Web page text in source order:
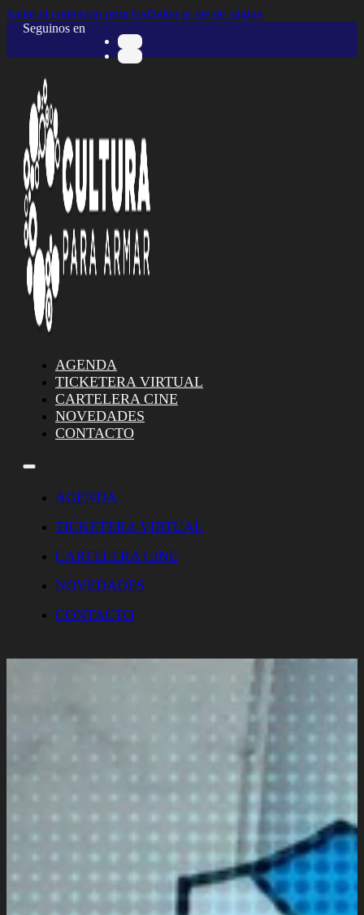
Saltar al contenido principalSaltar al pie de página
Seguinos en
AGENDA
TICKETERA VIRTUAL
CARTELERA CINE
NOVEDADES
CONTACTO
AGENDA
TICKETERA VIRTUAL
CARTELERA CINE
NOVEDADES
CONTACTO